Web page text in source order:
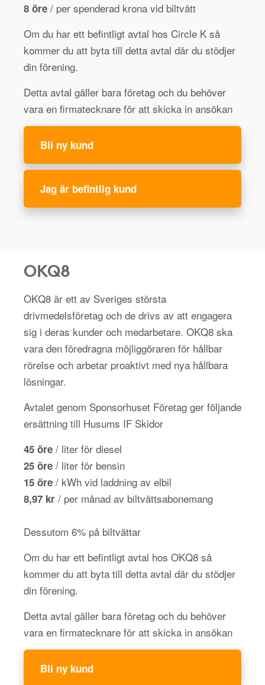
8 öre / per spenderad krona vid biltvätt
Om du har ett befintligt avtal hos Circle K så
kommer du att byta till detta avtal där du stödjer
din förening.
Detta avtal gäller bara företag och du behöver
vara en firmatecknare för att skicka in ansökan
Bli ny kund
Jag är befintlig kund
OKQ8
OKQ8 är ett av Sveriges största
drivmedelsföretag och de drivs av att engagera
sig i deras kunder och medarbetare. OKQ8 ska
vara den föredragna möjliggöraren för hållbar
rörelse och arbetar proaktivt med nya hållbara
lösningar.
Avtalet genom Sponsorhuset Företag ger följande
ersättning till Husums IF Skidor
45 öre / liter för diesel
25 öre / liter för bensin
15 öre / kWh vid laddning av elbil
8,97 kr / per månad av biltvättsabonemang
Dessutom 6% på biltvättar
Om du har ett befintligt avtal hos OKQ8 så
kommer du att byta till detta avtal där du stödjer
din förening.
Detta avtal gäller bara företag och du behöver
vara en firmatecknare för att skicka in ansökan
Bli ny kund